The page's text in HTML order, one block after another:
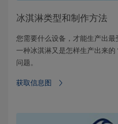
冰淇淋类型和制作方法
您需要什么设备，才能生产出
一种冰淇淋又是怎样生产出来
问题。
获取信息图